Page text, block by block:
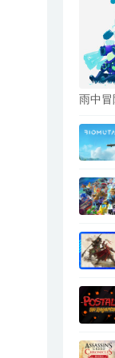
雨中冒